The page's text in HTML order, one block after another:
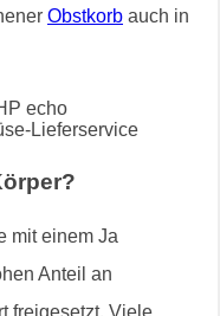
Obstkorb auch in
mit einem Ja
Anteil an
freigesetzt. Viele